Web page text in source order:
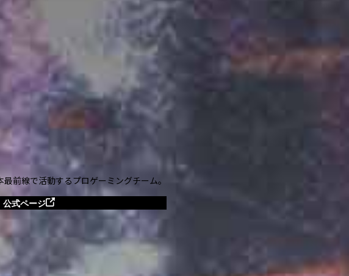
前線で活動するプロゲーミングチーム。
公式ページ